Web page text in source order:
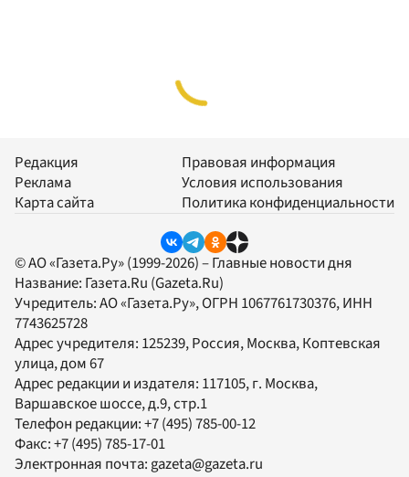
Редакция
Реклама
Карта сайта
Правовая информация
Условия использования
Политика конфиденциальности
© АО «Газета.Ру» (1999-2026) – Главные новости дня
Название: Газета.Ru (Gazeta.Ru)
Учредитель:АО «Газета.Ру», ОГРН 1067761730376, ИНН
7743625728
Адрес учредителя: 125239, Россия, Москва, Коптевская
улица, дом 67
Адрес редакции и издателя: 117105, г. Москва,
Варшавское шоссе, д.9, стр.1
Телефон редакции:+7 (495) 785-00-12
Факс:+7 (495) 785-17-01
Электронная почта:gazeta@gazeta.ru